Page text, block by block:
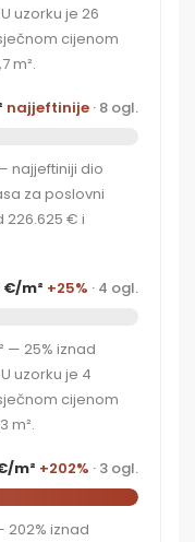
uzorku je 26
cijenom
m².
najjeftinije · 8 ogl.
najjeftiniji dio
za poslovni
€ i
€/m² +25% · 4 ogl.
— 25% iznad
uzorku je 4
cijenom
m².
m² +202% · 3 ogl.
iznad